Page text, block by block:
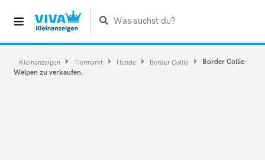
Was suchst du?
Kleinanzeigen Tiermarkt Hunde Border Collie
Border Collie-
Welpen zu verkaufen.